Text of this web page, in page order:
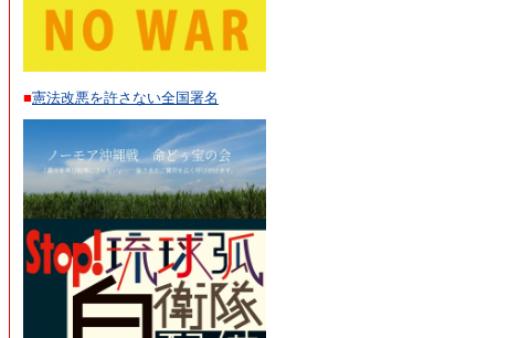
■憲法改悪を許さない全国署名